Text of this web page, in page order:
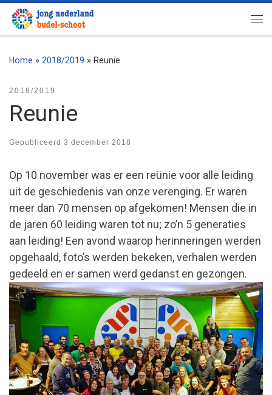
Ga naar inhoud
Home » 2018/2019 » Reunie
2018/2019
Reunie
Gepubliceerd 3 december 2018
Op 10 november was er een reünie voor alle leiding
uit de geschiedenis van onze verenging. Er waren
meer dan 70 mensen op afgekomen! Mensen die in
de jaren 60 leiding waren tot nu; zo’n 5 generaties
aan leiding! Een avond waarop herinneringen werden
opgehaald, foto’s werden bekeken, verhalen werden
gedeeld en er samen werd gedanst en gezongen.